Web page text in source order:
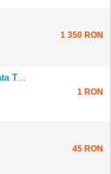
1 350 RON
Munca Strainatate - Valabil Toata Tara
1 RON
45 RON